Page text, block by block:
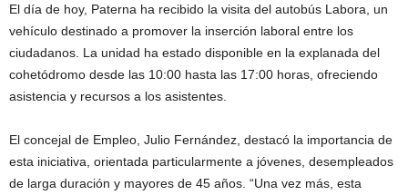
El día de hoy, Paterna ha recibido la visita del autobús Labora, un
vehículo destinado a promover la inserción laboral entre los
ciudadanos. La unidad ha estado disponible en la explanada del
cohetódromo desde las 10:00 hasta las 17:00 horas, ofreciendo
asistencia y recursos a los asistentes.
El concejal de Empleo, Julio Fernández, destacó la importancia de
esta iniciativa, orientada particularmente a jóvenes, desempleados
de larga duración y mayores de 45 años. “Una vez más, esta